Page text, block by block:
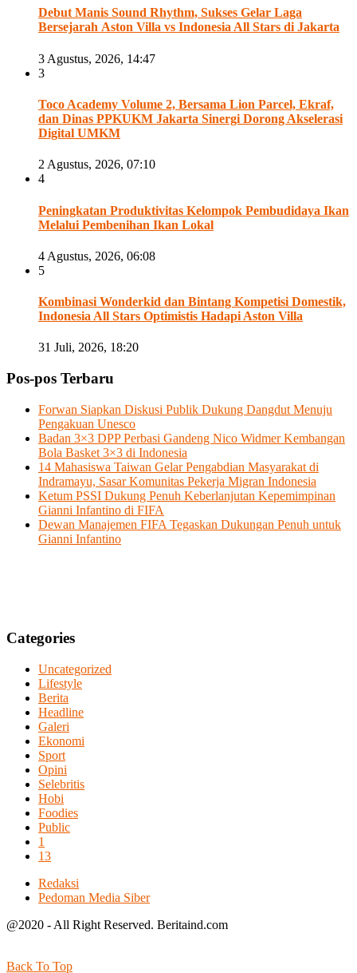
Debut Manis Sound Rhythm, Sukses Gelar Laga
Bersejarah Aston Villa vs Indonesia All Stars di Jakarta
3 Agustus, 2026, 14:47
3
Toco Academy Volume 2, Bersama Lion Parcel, Ekraf,
dan Dinas PPKUKM Jakarta Sinergi Dorong Akselerasi
Digital UMKM
2 Agustus, 2026, 07:10
4
Peningkatan Produktivitas Kelompok Pembudidaya Ikan
Melalui Pembenihan Ikan Lokal
4 Agustus, 2026, 06:08
5
Kombinasi Wonderkid dan Bintang Kompetisi Domestik,
Indonesia All Stars Optimistis Hadapi Aston Villa
31 Juli, 2026, 18:20
Pos-pos Terbaru
Forwan Siapkan Diskusi Publik Dukung Dangdut Menuju
Pengakuan Unesco
Badan 3×3 DPP Perbasi Gandeng Nico Widmer Kembangan
Bola Basket 3×3 di Indonesia
14 Mahasiswa Taiwan Gelar Pengabdian Masyarakat di
Indramayu, Sasar Komunitas Pekerja Migran Indonesia
Ketum PSSI Dukung Penuh Keberlanjutan Kepemimpinan
Gianni Infantino di FIFA
Dewan Manajemen FIFA Tegaskan Dukungan Penuh untuk
Gianni Infantino
Categories
Uncategorized
Lifestyle
Berita
Headline
Galeri
Ekonomi
Sport
Opini
Selebritis
Hobi
Foodies
Public
1
13
Redaksi
Pedoman Media Siber
@2020 - All Right Reserved. Beritaind.com
Back To Top